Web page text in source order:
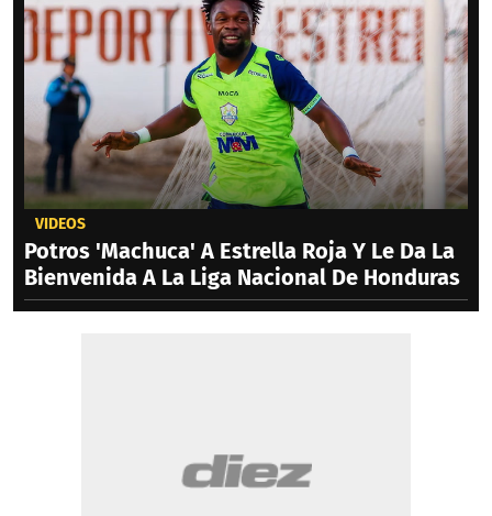
VIDEOS
Potros 'Machuca' A Estrella Roja Y Le Da La
Bienvenida A La Liga Nacional De Honduras